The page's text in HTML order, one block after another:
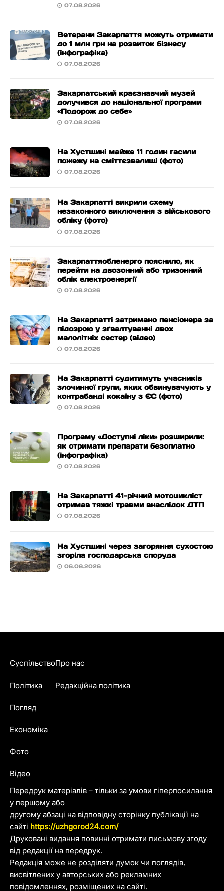
07.08.2026
Ветерани Закарпаття можуть отримати
до 1 млн грн на розвиток бізнесу
(інфографіка)
07.08.2026
Закарпатський краєзнавчий музей
долучився до національної програми
«Подорож до себе»
07.08.2026
На Хустщині майже 11 годин гасили
пожежу на сміттєзвалищі (фото)
07.08.2026
На Закарпатті викрили схему
незаконного виключення з військового
обліку (фото)
07.08.2026
Закарпаттяобленерго пояснило, як
перейти на двозонний або тризонний
облік електроенергії
07.08.2026
На Закарпатті затримано пенсіонера за
підозрою у зґвалтуванні двох
малолітніх сестер (відео)
07.08.2026
На Закарпатті судитимуть учасників
злочинної групи, яких обвинувачують у
контрабанді кокаїну з ЄС (фото)
07.08.2026
Програму «Доступні ліки» розширили:
як отримати препарати безоплатно
(інфографіка)
07.08.2026
На Закарпатті 41-річний мотоцикліст
отримав тяжкі травми внаслідок ДТП
07.08.2026
На Хустщині через загоряння сухостою
згоріла господарська споруда
06.08.2026
Передрук матеріалів – тільки за умови гіперпосилання
у першому або
другому абзаці на відповідну сторінку публікації на
сайті https://uzhgorod24.com/
Друковані видання повинні отримати письмову згоду
від редакції на передрук.
Редакція може не розділяти думок чи поглядів,
висвітлених у авторських або рекламних
повідомленнях, розміщених на сайті.
Суспільство
Політика
Погляд
Економіка
Фото
Відео
Про нас
Редакційна політика